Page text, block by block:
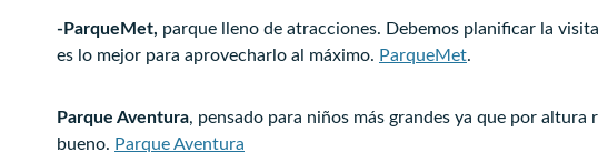
-ParqueMet, parque lleno de atracciones. Debemos planificar la
es lo mejor para aprovecharlo al máximo. ParqueMet.
Parque Aventura, pensado para niños más grandes ya que por
bueno. Parque Aventura